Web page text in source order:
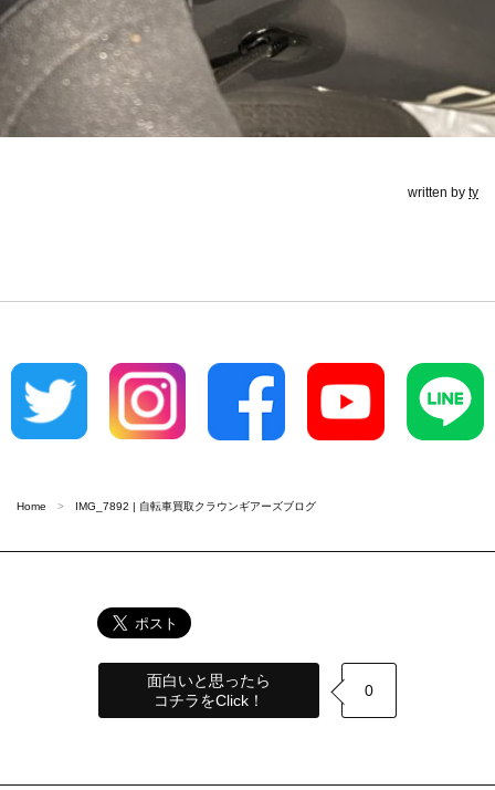
written by ty
Home IMG_7892 | 自転車買取クラウンギアーズブログ
面白いと思ったら
コチラをClick！
0